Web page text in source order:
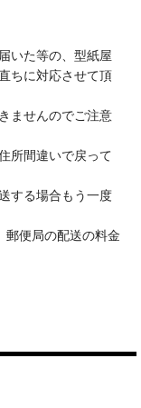
いた等の、型紙屋
ちに対応させて頂
ませんのでご注意
所間違いで戻って
する場合もう一度
郵便局の配送の料金